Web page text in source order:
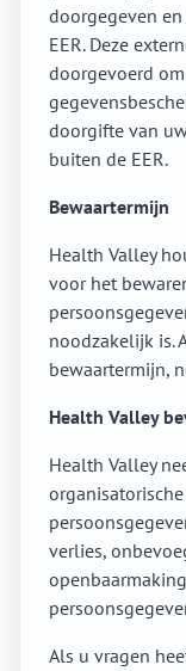
doorgegeven
EER. Deze
doorgevoerd
doorgifte van
buiten de EER.
Bewaartermijn
Health Valley
voor het
noodzakelijk is.
bewaartermijn,
Health Valley
Health Valley
verlies,
Als u vragen